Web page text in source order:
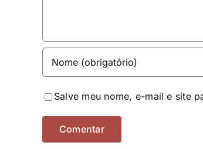
Salve meu nome, e-mail e site